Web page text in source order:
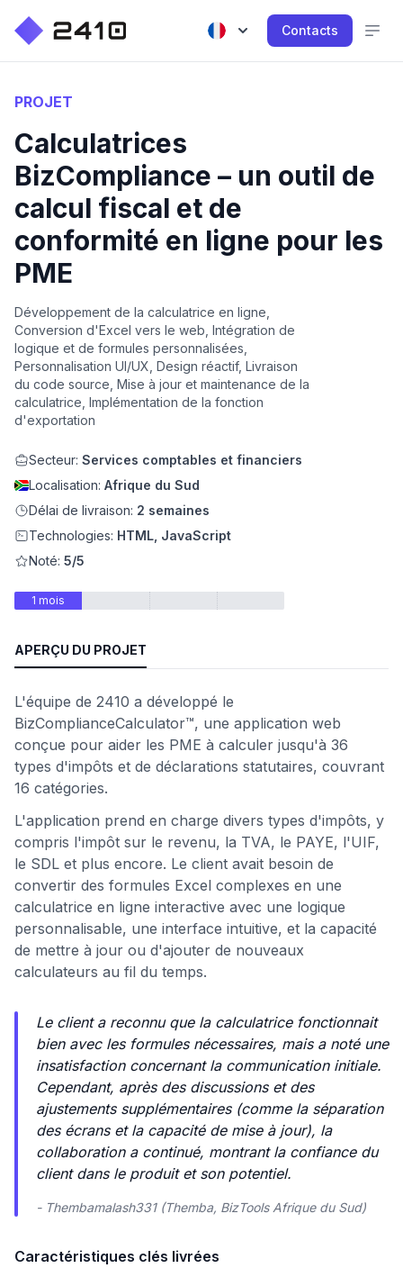
Contacts
PROJET
Calculatrices
BizCompliance – un outil de
calcul fiscal et de
conformité en ligne pour les
PME
Développement de la calculatrice en ligne,
Conversion d'Excel vers le web, Intégration de
logique et de formules personnalisées,
Personnalisation UI/UX, Design réactif, Livraison
du code source, Mise à jour et maintenance de la
calculatrice, Implémentation de la fonction
d'exportation
Secteur: Services comptables et financiers
Localisation: Afrique du Sud
Délai de livraison: 2 semaines
Technologies: HTML, JavaScript
Noté: 5/5
1 mois
APERÇU DU PROJET
L'équipe de 2410 a développé le
BizComplianceCalculator™, une application web
conçue pour aider les PME à calculer jusqu'à 36
types d'impôts et de déclarations statutaires, couvrant
16 catégories.
L'application prend en charge divers types d'impôts, y
compris l'impôt sur le revenu, la TVA, le PAYE, l'UIF,
le SDL et plus encore. Le client avait besoin de
convertir des formules Excel complexes en une
calculatrice en ligne interactive avec une logique
personnalisable, une interface intuitive, et la capacité
de mettre à jour ou d'ajouter de nouveaux
calculateurs au fil du temps.
Le client a reconnu que la calculatrice fonctionnait
bien avec les formules nécessaires, mais a noté une
insatisfaction concernant la communication initiale.
Cependant, après des discussions et des
ajustements supplémentaires (comme la séparation
des écrans et la capacité de mise à jour), la
collaboration a continué, montrant la confiance du
client dans le produit et son potentiel.
- Thembamalash331 (Themba, BizTools Afrique du Sud)
Caractéristiques clés livrées